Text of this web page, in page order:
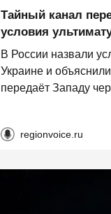
Тайный канал
условия
В России назвали
Украине и
передаёт Западу
regionvoice.ru